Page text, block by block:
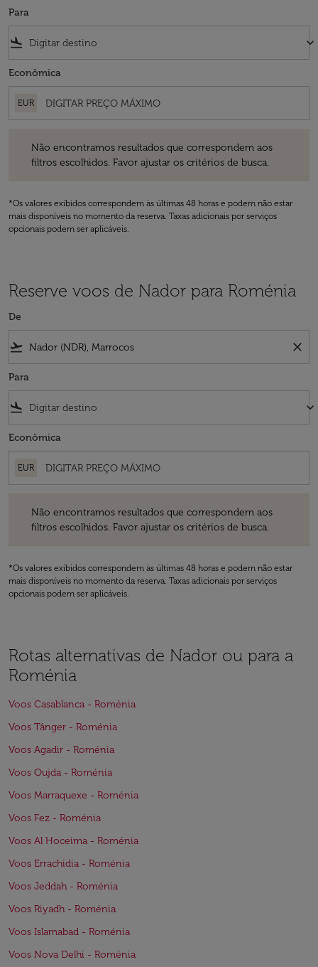
Para
flight_land keyboard_arrow_down
Econômica
EUR
Não encontramos resultados que correspondem aos
filtros escolhidos. Favor ajustar os critérios de busca.
*Os valores exibidos correspondem às últimas 48 horas e podem não estar
mais disponíveis no momento da reserva. Taxas adicionais por serviços
opcionais podem ser aplicáveis.
Reserve voos de Nador para Roménia
De
flight_takeoff close
Para
flight_land keyboard_arrow_down
Econômica
EUR
Não encontramos resultados que correspondem aos
filtros escolhidos. Favor ajustar os critérios de busca.
*Os valores exibidos correspondem às últimas 48 horas e podem não estar
mais disponíveis no momento da reserva. Taxas adicionais por serviços
opcionais podem ser aplicáveis.
Rotas alternativas de Nador ou para a
Roménia
Voos Casablanca - Roménia
Voos Tânger - Roménia
Voos Agadir - Roménia
Voos Oujda - Roménia
Voos Marraquexe - Roménia
Voos Fez - Roménia
Voos Al Hoceima - Roménia
Voos Errachidia - Roménia
Voos Jeddah - Roménia
Voos Riyadh - Roménia
Voos Islamabad - Roménia
Voos Nova Delhi - Roménia